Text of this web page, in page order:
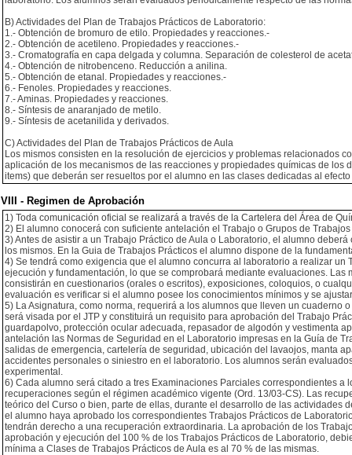
B) Actividades del Plan de Trabajos Prácticos de Laboratorio:
1.- Obtención de bromuro de etilo. Propiedades y reacciones.-
2.- Obtención de acetileno. Propiedades y reacciones.-
3.- Cromatografía en capa delgada y columna. Separación de colesterol de
4.- Obtención de nitrobenceno. Reducción a anilina.
5.- Obtención de etanal. Propiedades y reacciones.-
6.- Fenoles. Propiedades y reacciones.
7.- Aminas. Propiedades y reacciones.
8.- Síntesis de anaranjado de metilo.
9.- Síntesis de acetanilida y derivados.
C) Actividades del Plan de Trabajos Prácticos de Aula
Los mismos consisten en la resolución de ejercicios y problemas relacionados
aplicación de los mecanismos de las reacciones y propiedades químicas de
items) que deberán ser resueltos por el alumno en las clases dedicadas al
VIII - Regimen de Aprobación
1) Toda comunicación oficial se realizará a través de la Cartelera del Área de
2) El alumno conocerá con suficiente antelación el Trabajo o Grupos de
3) Antes de asistir a un Trabajo Práctico de Aula o Laboratorio, el alumno
los mismos. En la Guia de Trabajos Prácticos el alumno dispone de la
4) Se tendrá como exigencia que el alumno concurra al laboratorio a realizar
ejecución y fundamentación, lo que se comprobará mediante evaluaciones.
consistirán en cuestionarios (orales o escritos), exposiciones, coloquios, o
evaluación es verificar si el alumno posee los conocimientos mínimos y se
5) La Asignatura, como norma, requerirá a los alumnos que lleven un
será visada por el JTP y constituirá un requisito para aprobación del Trabajo
guardapolvo, protección ocular adecuada, repasador de algodón y vestimenta
antelación las Normas de Seguridad en el Laboratorio impresas en la Guía de
salidas de emergencia, cartelería de seguridad, ubicación del lavaojos, manta
accidentes personales o siniestro en el laboratorio. Los alumnos serán
experimental.
6) Cada alumno será citado a tres Examinaciones Parciales correspondientes
recuperaciones según el régimen académico vigente (Ord. 13/03-CS). Las
teórico del Curso o bien, parte de ellas, durante el desarrollo de las
el alumno haya aprobado los correspondientes Trabajos Prácticos de
tendrán derecho a una recuperación extraordinaria. La aprobación de los
aprobación y ejecución del 100 % de los Trabajos Prácticos de Laboratorio,
mínima a Clases de Trabajos Prácticos de Aula es al 70 % de las mismas.